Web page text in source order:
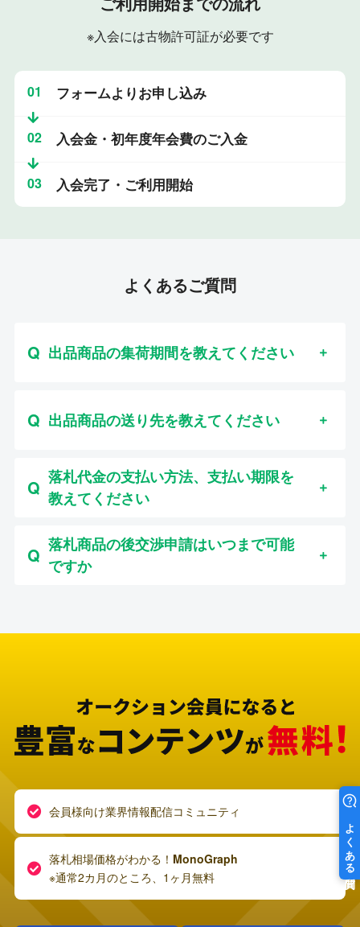
※入会には古物許可証が必要です
01 フォームよりお申し込み
02 入会金・初年度年会費のご入金
03 入会完了・ご利用開始
よくあるご質問
出品商品の集荷期間を教えてください
出品商品の送り先を教えてください
落札代金の支払い方法、支払い期限を
教えてください
落札商品の後交渉申請はいつまで可能
ですか
会員様向け業界情報配信コミュニティ
落札相場価格がわかる！ MonoGraph
※通常2カ月のところ、1ヶ月無料